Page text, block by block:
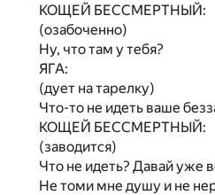
КОЩЕЙ БЕССМЕРТНЫЙ:
(озабоченно)
Ну, что там у тебя?
ЯГА:
(дует на тарелку)
Что-то не идеть ваше
КОЩЕЙ БЕССМЕРТНЫЙ:
(заводится)
Что не идеть? Давай уже
Не томи мне душу и не